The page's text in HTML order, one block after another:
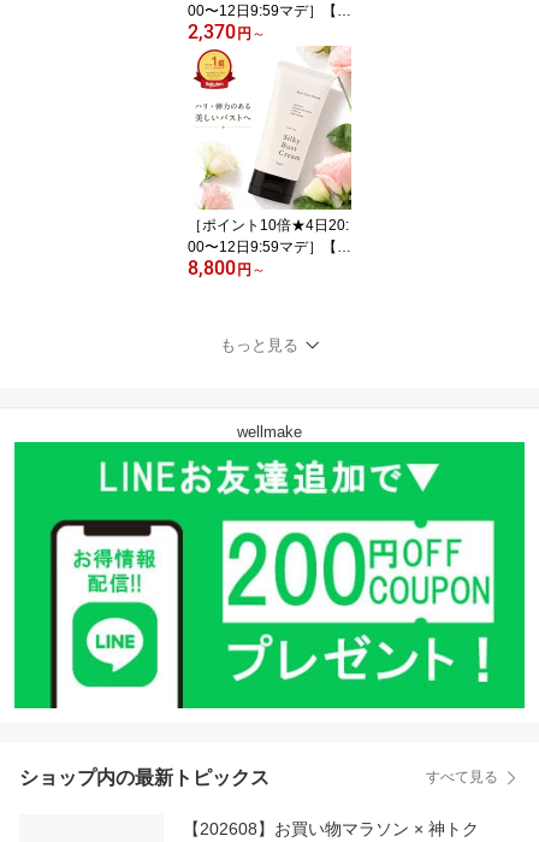
00〜12日9:59マデ］【公
式トワタッチ】トワタッ
チ ハートクッションファ
ンデ troistouch クッショ
ンファンデ 6種14g 韓国
コスメ クッションファン
デーション メイク持続
保湿 カバー力 マット 毛
穴カバー 80時間ファン
デ
2,370 円 ～
［ポイント10倍★4日20:
00〜12日9:59マデ］【公
式】【SupLif シルキーバ
ストアップ クリーム バ
ストケア 育乳 谷間 ボリ
8,800 円 ～
もっと見る
wellmake
ショップ内の最新トピックス すべて見る
【202608】お買い物マラソン × 神トク